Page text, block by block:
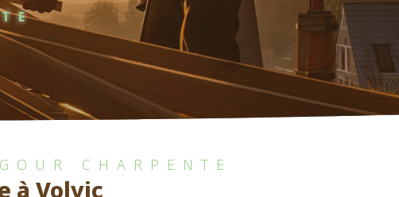
CHARPENTE
à Volvic